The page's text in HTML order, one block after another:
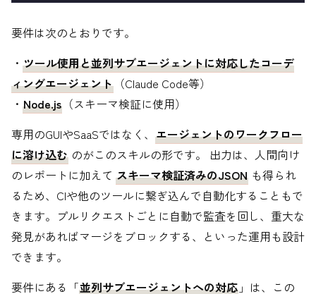
要件は次のとおりです。
・ ツール使用と並列サブエージェントに対応したコーデ
ィングエージェント （Claude Code等）
・ Node.js （スキーマ検証に使用）
専用のGUIやSaaSではなく、 エージェントのワークフロー
に溶け込む のがこのスキルの形です。 出力は、人間向け
のレポートに加えて スキーマ検証済みのJSON も得られ
るため、CIや他のツールに繋ぎ込んで自動化することもで
きます。プルリクエストごとに自動で監査を回し、重大な
発見があればマージをブロックする、といった運用も設計
できます。
要件にある「並列サブエージェントへの対応 」は、この